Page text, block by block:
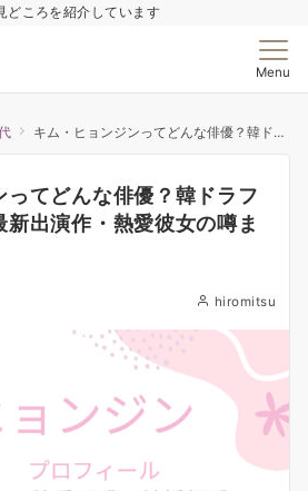
どころを紹介しています
Menu
キム・ヒョンジンってどんな俳優？韓ドラファンが知りたい最新出演作・熱愛彼女の噂まとめ
ってどんな俳優？韓ドラフ
新出演作・熱愛彼女の噂ま
hiromitsu